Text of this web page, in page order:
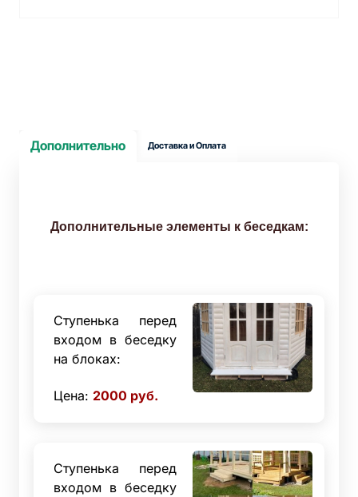
Дополнительно Доставка и Оплата
Дополнительные элементы к беседкам:
Ступенька перед
входом в беседку
на блоках:
Цена: 2000 руб.
Ступенька перед
входом в беседку